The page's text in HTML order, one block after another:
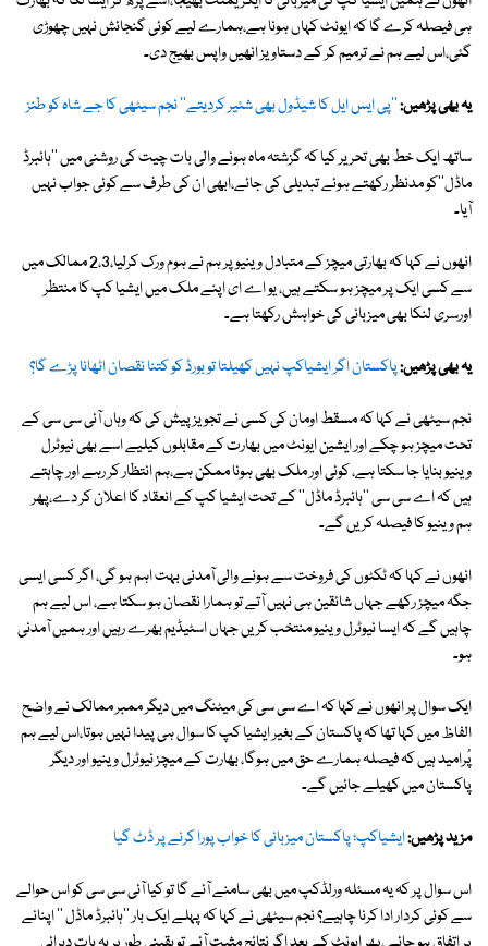
ہی فیصلہ کرے گا کہ ایونٹ کہاں ہونا ہے،ہمارے لیے کوئی گنجائش نہیں چھوڑی
گئی،اس لیے ہم نے ترمیم کر کے دستاویز انھیں واپس بھیج دی۔
یہ بھی پڑھیں:''پی ایس ایل کا شیڈول بھی شئیر کردیتے'' نجم سیٹھی کا جے شاہ کو طنز
ساتھ ایک خط بھی تحریر کیا کہ گزشتہ ماہ ہونے والی بات چیت کی روشنی میں ''ہائبرڈ
ماڈل''کو مدنظر رکھتے ہوئے تبدیلی کی جائے،ابھی ان کی طرف سے کوئی جواب نہیں
آیا۔
انھوں نے کہا کہ بھارتی میچز کے متبادل وینیو پر ہم نے ہوم ورک کرلیا،2،3 ممالک میں
سے کسی ایک پر میچز ہو سکتے ہیں، یو اے ای اپنے ملک میں ایشیا کپ کا منتظر
اورسری لنکا بھی میزبانی کی خواہش رکھتا ہے۔
یہ بھی پڑھیں:پاکستان اگر ایشیاکپ نہیں کھیلتا تو بورڈ کو کتنا نقصان اٹھانا پڑے گا؟
نجم سیٹھی نے کہا کہ مسقط اومان کی کسی نے تجویز پیش کی کہ وہاں آئی سی سی کے
تحت میچز ہو چکے اور ایشین ایونٹ میں بھارت کے مقابلوں کیلیے اسے بھی نیوٹرل
وینیو بنایا جا سکتا ہے، کوئی اور ملک بھی ہونا ممکن ہے،ہم انتظار کر رہے اور چاہتے
ہیں کہ اے سی سی ''ہائبرڈ ماڈل'' کے تحت ایشیا کپ کے انعقاد کا اعلان کر دے،پھر
ہم وینیو کا فیصلہ کریں گے۔
انھوں نے کہا کہ ٹکٹوں کی فروخت سے ہونے والی آمدنی بہت اہم ہو گی، اگر کسی ایسی
جگہ میچز رکھے جہاں شائقین ہی نہیں آتے تو ہمارا نقصان ہو سکتا ہے، اس لیے ہم
چاہیں گے کہ ایسا نیوٹرل وینیو منتخب کریں جہاں اسٹیڈیم بھرے رہیں اور ہمیں آمدنی
ہو۔
ایک سوال پر انھوں نے کہا کہ اے سی سی کی میٹنگ میں دیگر ممبر ممالک نے واضح
الفاظ میں کہا تھا کہ پاکستان کے بغیر ایشیا کپ کا سوال ہی پیدا نہیں ہوتا،اس لیے ہم
پُرامید ہیں کہ فیصلہ ہمارے حق میں ہوگا، بھارت کے میچز نیوٹرل وینیو اور دیگر
پاکستان میں کھیلے جائیں گے۔
مزید پڑھیں:ایشیاکپ؛ پاکستان میزبانی کا خواب پورا کرنے پر ڈٹ گیا
اس سوال پر کہ یہ مسئلہ ورلڈکپ میں بھی سامنے آئے گا تو کیا آئی سی سی کو اس حوالے
سے کوئی کردار ادا کرنا چاہیے؟ نجم سیٹھی نے کہا کہ پہلے ایک بار ''ہائبرڈ ماڈل '' اپنانے